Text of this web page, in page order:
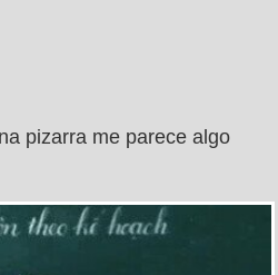
pizarra me parece algo